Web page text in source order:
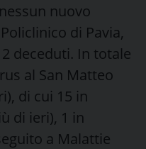
nuovo
di Pavia,
deceduti. In totale
al San Matteo
di cui 15 in
di ieri), 1 in
a Malattie